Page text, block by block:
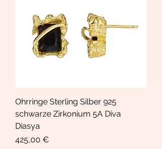
Ohrringe Sterling Silber 925
schwarze Zirkonium 5A Diva
Diasya
Prix
425,00 €